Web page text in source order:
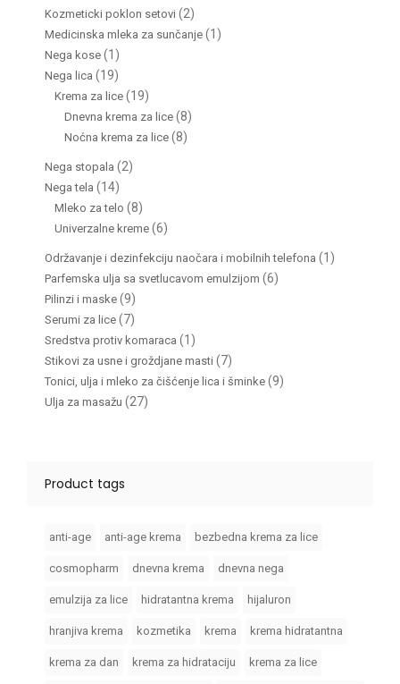
Kozmeticki poklon setovi (2)
Medicinska mleka za sunčanje (1)
Nega kose (1)
Nega lica (19)
Krema za lice (19)
Dnevna krema za lice (8)
Noćna krema za lice (8)
Nega stopala (2)
Nega tela (14)
Mleko za telo (8)
Univerzalne kreme (6)
Održavanje i dezinfekciju naočara i mobilnih telefona (1)
Parfemska ulja sa svetlucavom emulzijom (6)
Pilinzi i maske (9)
Serumi za lice (7)
Sredstva protiv komaraca (1)
Stikovi za usne i groždjane masti (7)
Tonici, ulja i mleko za čišćenje lica i šminke (9)
Ulja za masažu (27)
Product tags
anti-age anti-age krema bezbedna krema za lice
cosmopharm dnevna krema dnevna nega
emulzija za lice hidratantna krema hijaluron
hranjiva krema kozmetika krema krema hidratantna
krema za dan krema za hidrataciju krema za lice